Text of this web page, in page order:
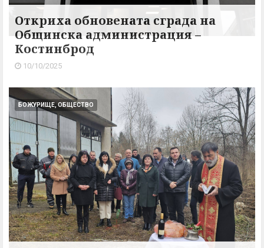
Откриха обновената сграда на
Общинска администрация –
Костинброд
10/10/2025
БОЖУРИЩЕ, ОБЩЕСТВО